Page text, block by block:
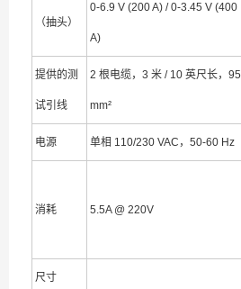
（抽头）
0-6.9 V (200 A) / 0-3.45 V (400
A)
提供的测
试引线
2 根电缆，3 米 / 10 英尺长，95
mm²
电源 单相 110/230 VAC，50-60 Hz
消耗 5.5A @ 220V
尺寸